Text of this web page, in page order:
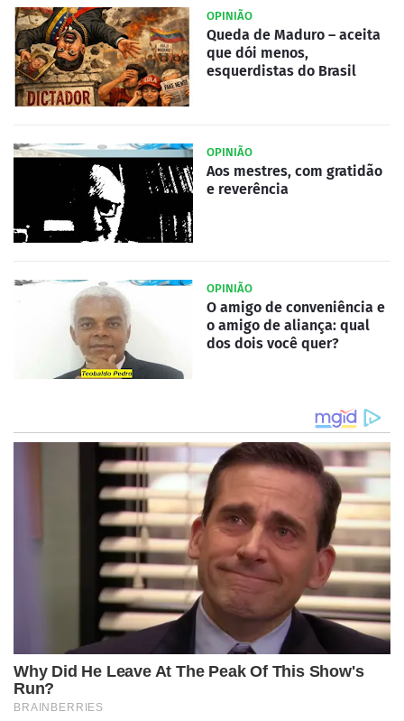
OPINIÃO
Queda de Maduro – aceita
que dói menos,
esquerdistas do Brasil
OPINIÃO
Aos mestres, com gratidão
e reverência
OPINIÃO
O amigo de conveniência e
o amigo de aliança: qual
dos dois você quer?